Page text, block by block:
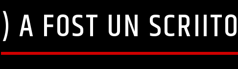
) A FOST UN